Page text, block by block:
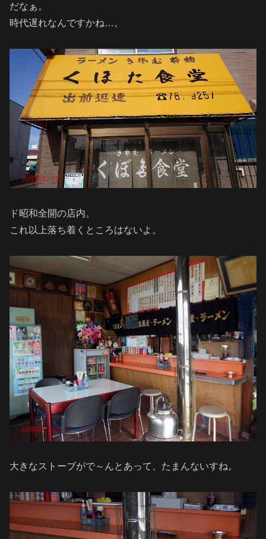
だなぁ。
時代遅れなんですかね…。
ド昭和全開の店内。
これ以上落ち着くところはないよ。
大きなストーブがで～んとあって、たまんないすね。